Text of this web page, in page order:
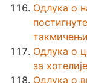
Одлука о
Одлука о
за
Одлука о